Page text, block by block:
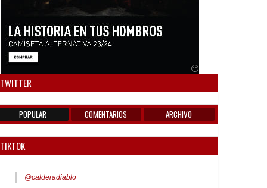
TWITTER
POPULAR COMENTARIOS ARCHIVO
TIKTOK
@calderadiablo